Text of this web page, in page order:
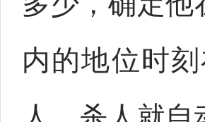
内的地位时